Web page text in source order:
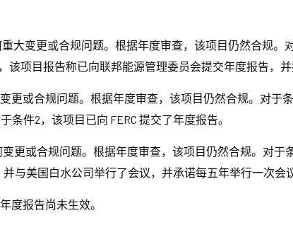
大变更或合规问题。根据年度审查，该项目仍然合规。
该项目报告称已向联邦能源管理委员会提交年度报告，并
更或合规问题。根据年度审查，该项目仍然合规。对于
条件2，该项目已向 FERC 提交了年度报告。
更或合规问题。根据年度审查，该项目仍然合规。对
与美国白水公司举行了会议，并承诺每五年举行一次会议
度报告尚未生效。